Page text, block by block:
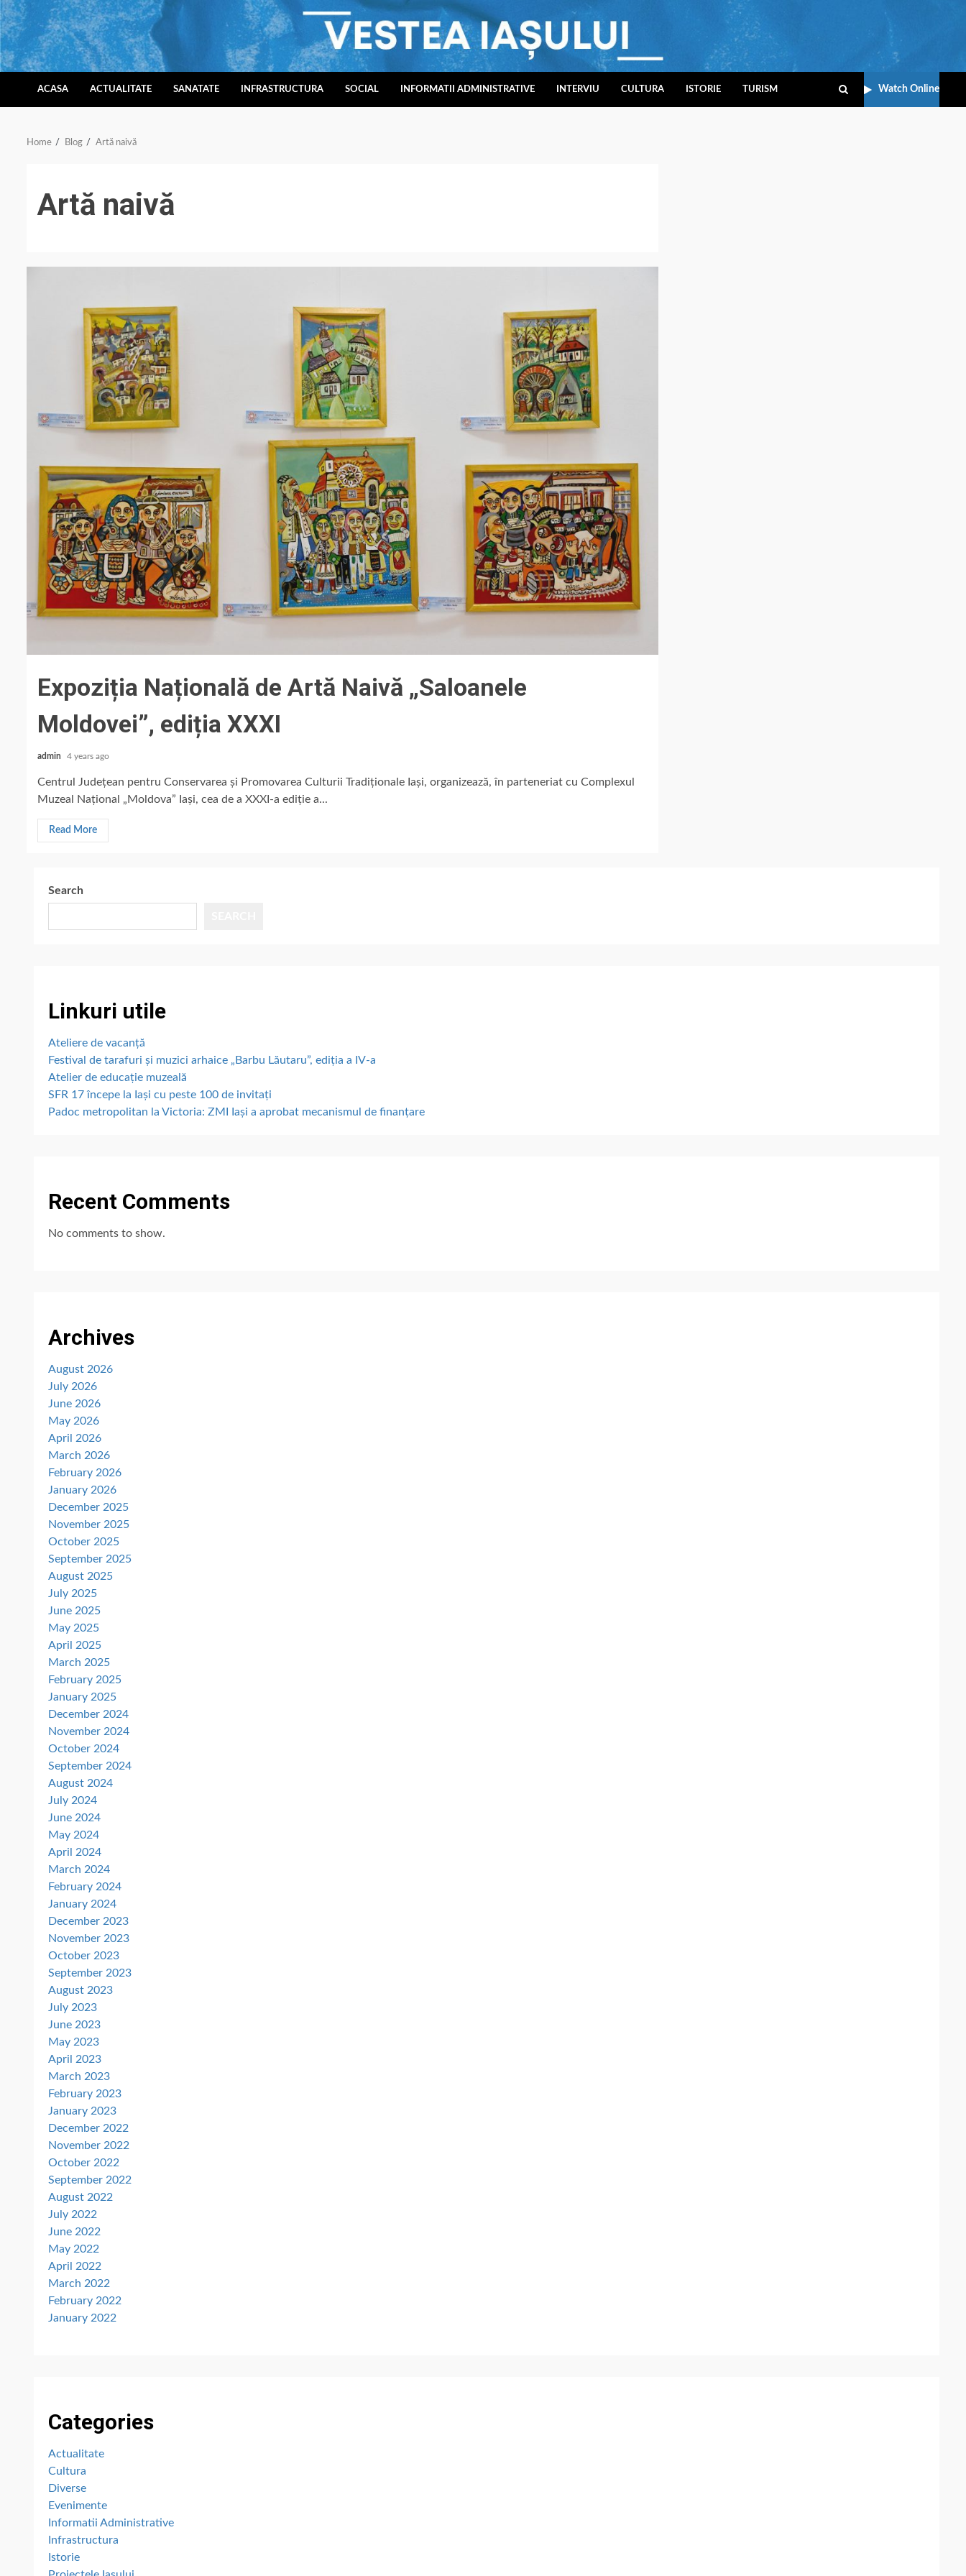
Skip
to
content
ACASA ACTUALITATE SANATATE INFRASTRUCTURA SOCIAL INFORMATII ADMINISTRATIVE INTERVIU CULTURA ISTORIE TURISM Watch Online
Home Blog Artă naivă
Artă naivă
Expoziția Națională de Artă Naivă „Saloanele
Moldovei”, ediția XXXI
admin 4 years ago
Centrul Județean pentru Conservarea și Promovarea Culturii Tradiționale Iași, organizează, în parteneriat cu Complexul
Muzeal Național „Moldova” Iași, cea de a XXXI-a ediție a...
Read More
Search
Linkuri utile
Ateliere de vacanță
Festival de tarafuri și muzici arhaice „Barbu Lăutaru”, ediția a IV-a
Atelier de educație muzeală
SFR 17 începe la Iași cu peste 100 de invitați
Padoc metropolitan la Victoria: ZMI Iași a aprobat mecanismul de finanțare
Recent Comments
No comments to show.
Archives
August 2026
July 2026
June 2026
May 2026
April 2026
March 2026
February 2026
January 2026
December 2025
November 2025
October 2025
September 2025
August 2025
July 2025
June 2025
May 2025
April 2025
March 2025
February 2025
January 2025
December 2024
November 2024
October 2024
September 2024
August 2024
July 2024
June 2024
May 2024
April 2024
March 2024
February 2024
January 2024
December 2023
November 2023
October 2023
September 2023
August 2023
July 2023
June 2023
May 2023
April 2023
March 2023
February 2023
January 2023
December 2022
November 2022
October 2022
September 2022
August 2022
July 2022
June 2022
May 2022
April 2022
March 2022
February 2022
January 2022
Categories
Actualitate
Cultura
Diverse
Evenimente
Informatii Administrative
Infrastructura
Istorie